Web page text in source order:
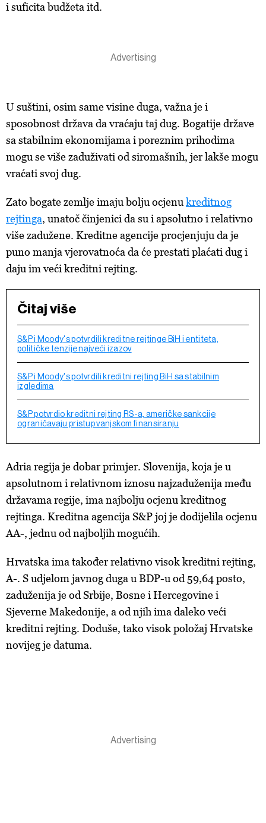
i suficita budžeta itd.
U suštini, osim same visine duga, važna je i
sposobnost država da vraćaju taj dug. Bogatije države
sa stabilnim ekonomijama i poreznim prihodima
mogu se više zaduživati od siromašnih, jer lakše mogu
vraćati svoj dug.
Zato bogate zemlje imaju bolju ocjenu kreditnog
rejtinga, unatoč činjenici da su i apsolutno i relativno
više zadužene. Kreditne agencije procjenjuju da je
puno manja vjerovatnoća da će prestati plaćati dug i
daju im veći kreditni rejting.
Čitaj više
S&P i Moody's potvrdili kreditne rejtinge BiH i entiteta,
političke tenzije najveći izazov
S&P i Moody's potvrdili kreditni rejting BiH sa stabilnim
izgledima
S&P potvrdio kreditni rejting RS-a, američke sankcije
ograničavaju pristup vanjskom finansiranju
Adria regija je dobar primjer. Slovenija, koja je u
apsolutnom i relativnom iznosu najzaduženija među
državama regije, ima najbolju ocjenu kreditnog
rejtinga. Kreditna agencija S&P joj je dodijelila ocjenu
AA-, jednu od najboljih mogućih.
Hrvatska ima također relativno visok kreditni rejting,
A-. S udjelom javnog duga u BDP-u od 59,64 posto,
zaduženija je od Srbije, Bosne i Hercegovine i
Sjeverne Makedonije, a od njih ima daleko veći
kreditni rejting. Doduše, tako visok položaj Hrvatske
novijeg je datuma.